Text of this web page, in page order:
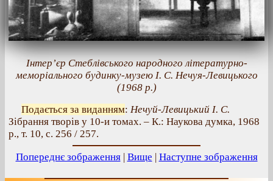
Інтер’єр Стеблівського народного літературно-
меморіального будинку-музею І. С. Нечуя-Левицького
(1968 р.)
Подається за виданням: Нечуй-Левицький І. С.
Зібрання творів у 10-и томах. – К.: Наукова думка, 1968
р., т. 10, с. 256 / 257.
Попереднє зображення| Вище | Наступне зображення